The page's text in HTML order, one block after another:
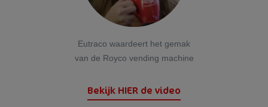
Eutraco waardeert het gemak
van de Royco vending machine
Bekijk HIER de video